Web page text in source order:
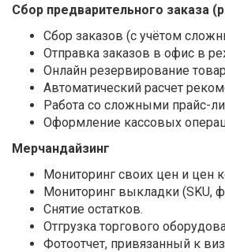
Сбор предварительного заказа
Сбор заказов (с учётом
Отправка заказов в офис в
Онлайн резервирование
Автоматический расчет
Работа со сложными прайс-
Оформление кассовых
Мерчандайзинг
Мониторинг своих цен и цен
Мониторинг выкладки (SKU,
Снятие остатков.
Отгрузка торгового
Фотоотчет, привязанный к